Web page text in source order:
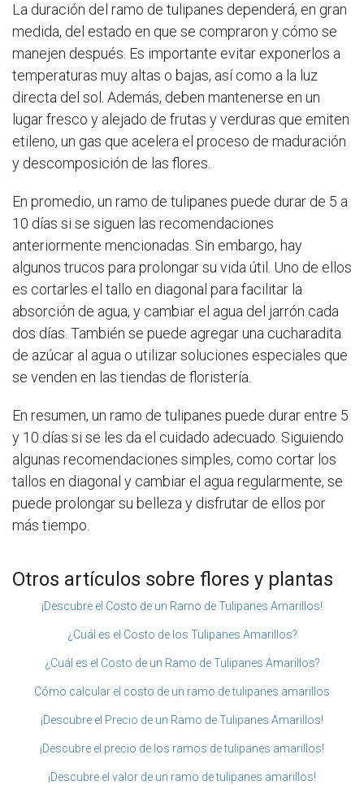
La duración del ramo de tulipanes dependerá, en gran
medida, del estado en que se compraron y cómo se
manejen después. Es importante evitar exponerlos a
temperaturas muy altas o bajas, así como a la luz
directa del sol. Además, deben mantenerse en un
lugar fresco y alejado de frutas y verduras que emiten
etileno, un gas que acelera el proceso de maduración
y descomposición de las flores.
En promedio, un ramo de tulipanes puede durar de 5 a
10 días si se siguen las recomendaciones
anteriormente mencionadas. Sin embargo, hay
algunos trucos para prolongar su vida útil. Uno de ellos
es cortarles el tallo en diagonal para facilitar la
absorción de agua, y cambiar el agua del jarrón cada
dos días. También se puede agregar una cucharadita
de azúcar al agua o utilizar soluciones especiales que
se venden en las tiendas de floristería.
En resumen, un ramo de tulipanes puede durar entre 5
y 10 días si se les da el cuidado adecuado. Siguiendo
algunas recomendaciones simples, como cortar los
tallos en diagonal y cambiar el agua regularmente, se
puede prolongar su belleza y disfrutar de ellos por
más tiempo.
Otros artículos sobre flores y plantas
¡Descubre el Costo de un Ramo de Tulipanes Amarillos!
¿Cuál es el Costo de los Tulipanes Amarillos?
¿Cuál es el Costo de un Ramo de Tulipanes Amarillos?
Cómo calcular el costo de un ramo de tulipanes amarillos
¡Descubre el Precio de un Ramo de Tulipanes Amarillos!
¡Descubre el precio de los ramos de tulipanes amarillos!
¡Descubre el valor de un ramo de tulipanes amarillos!